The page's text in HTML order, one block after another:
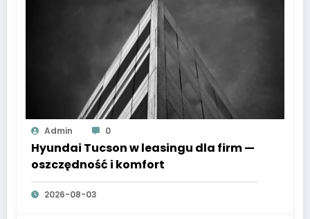
Admin 0
Hyundai Tucson w leasingu dla firm —
oszczędność i komfort
2026-08-03